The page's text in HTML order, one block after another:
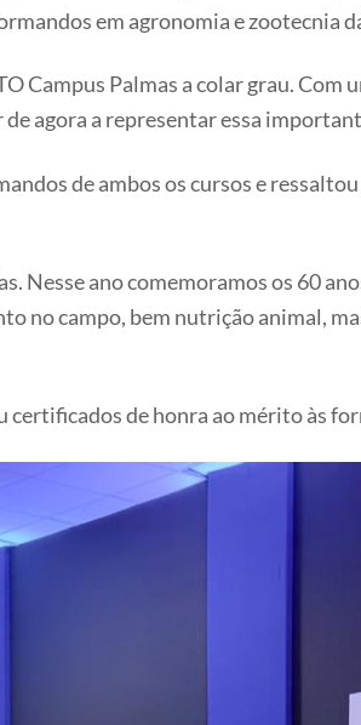
em agronomia e zootecnia
Campus Palmas a colar grau. Com
agora a representar essa
de ambos os cursos e
Nesse ano comemoramos os 60
no campo, bem nutrição animal,
de honra ao mérito às